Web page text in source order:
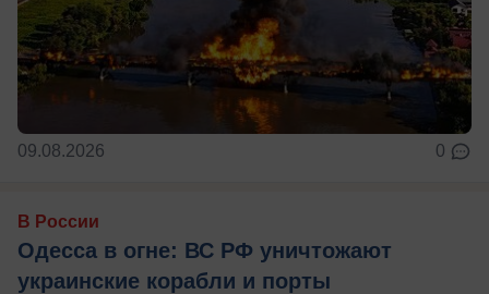
09.08.2026 0
В России
Одесса в огне: ВС РФ уничтожают
украинские корабли и порты